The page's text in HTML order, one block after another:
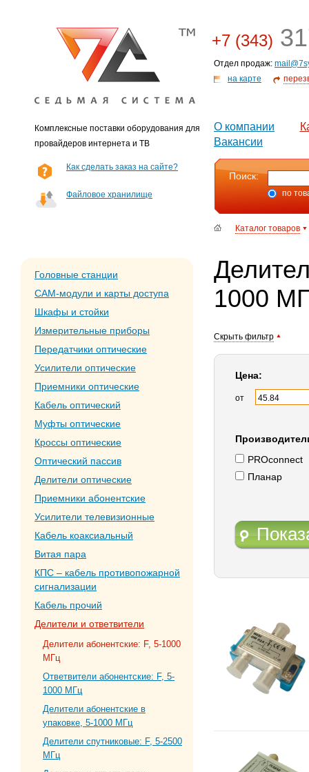
Комплексные поставки оборудования для
провайдеров интернета и ТВ
+7 (343)
Отдел продаж:
на карте
О компании
Вакансии
Как сделать заказ на сайте?
Файловое хранилище
Поиск:
по
Каталог товаров
Головные станции
CAM-модули и карты доступа
Шкафы и стойки
Измерительные приборы
Передатчики оптические
Усилители оптические
Приемники оптические
Кабель оптический
Муфты оптические
Кроссы оптические
Оптический пассив
Делители оптические
Приемники абонентские
Усилители телевизионные
Кабель коаксиальный
Витая пара
КПС – кабель противопожарной
сигнализации
Кабель прочий
Делители и ответвители
Делители абонентские: F, 5-1000
МГц
Ответвители абонентские: F, 5-
1000 МГц
Делители абонентские в
упаковке, 5-1000 МГц
Делители спутниковые: F, 5-2500
МГц
1000
Скрыть фильтр
Цена:
от
PROconnect
Планар